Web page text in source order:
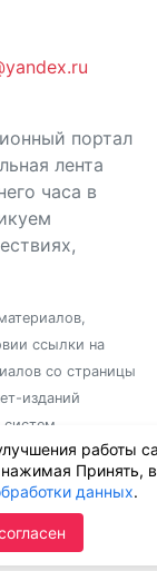
портал
лента
часа в
ссылки на
со страницы
изданий
систем
размещена в
работы
нажимая Принять,
данных.